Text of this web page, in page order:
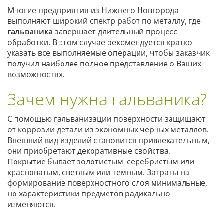
Многие предприятия из Нижнего Новгорода
выполняют широкий спектр работ по металлу, где
гальваника завершает длительный процесс
обработки. В этом случае рекомендуется кратко
указать все выполняемые операции, чтобы заказчик
получил наиболее полное представление о Ваших
возможностях.
Зачем нужна гальваника?
С помощью гальванизации поверхности защищают
от коррозии детали из экономных черных металлов.
Внешний вид изделий становится привлекательным,
они приобретают декоративные свойства.
Покрытие бывает золотистым, серебристым или
красноватым, светлым или темным. Затраты на
формирование поверхностного слоя минимальные,
но характеристики предметов радикально
изменяются.